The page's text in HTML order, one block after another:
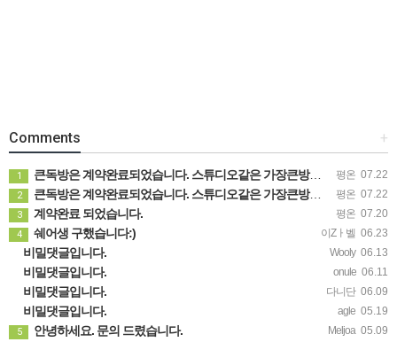
+
Comments
평온 07.22
1 큰독방은 계약완료되었습니다. 스튜디오같은 가장큰방을 2인동시 또는 혼자서 큰독방으로도 즉시입주 가능합니다.
평온 07.22
2 큰독방은 계약완료되었습니다. 스튜디오같은 가장큰방을 2인동시 또는 혼자서 큰독방으로도 즉시입주 가능합니다.
평온 07.20
3 계약완료 되었습니다.
이Zㅏ벨 06.23
4 쉐어생 구했습니다:)
Wooly 06.13
비밀댓글입니다.
onule 06.11
비밀댓글입니다.
다니단 06.09
비밀댓글입니다.
agle 05.19
비밀댓글입니다.
Meljoa 05.09
5 안녕하세요. 문의 드렸습니다.